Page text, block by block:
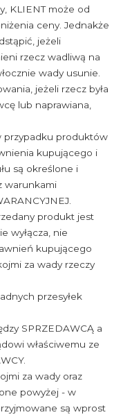
KLIENT może od
ceny. Jednakże
jeżeli
rzecz wadliwą na
wady usunie.
jeżeli rzecz była
lub naprawiana,
przypadku produktów
kupującego i
są określone i
warunkami
produkt jest
wyłącza, nie
kupującego
za wady rzeczy
przesyłek
SPRZEDAWCĄ a
właściwemu ze
za wady oraz
powyżej - w
są wprost